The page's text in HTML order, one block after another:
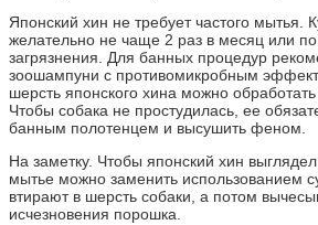
Японский хин не требует частого мытья.
желательно не чаще 2 раз в месяц или
загрязнения. Для банных процедур
зоошампуни с противомикробным
шерсть японского хина можно
Чтобы собака не простудилась, ее
банным полотенцем и высушить феном.
На заметку. Чтобы японский хин выглядел
мытье можно заменить использованием
втирают в шерсть собаки, а потом
исчезновения порошка.